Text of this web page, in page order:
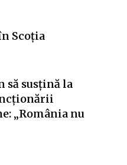
Scoția
să susțină la
„România nu